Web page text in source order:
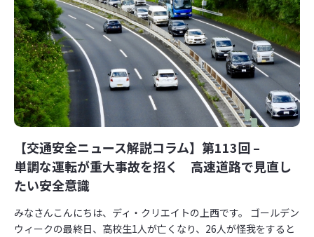
【交通安全ニュース解説コラム】第113回 –
単調な運転が重大事故を招く 高速道路で見直し
たい安全意識
みなさんこんにちは、ディ・クリエイトの上西です。 ゴールデン
ウィークの最終日、高校生1人が亡くなり、26人が怪我をすると